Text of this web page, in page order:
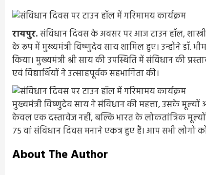
रायपुर.संविधान दिवस के अवसर पर आज टाउन हॉल,
के रूप में मुख्यमंत्री विष्णुदेव साय शामिल हुए। उन्होंने डॉ.
किया। मुख्यमंत्री श्री साय की उपस्थिति में संविधान की
एवं विद्यार्थियों ने उत्साहपूर्वक सहभागिता की।
मुख्यमंत्री विष्णुदेव साय ने संविधान की महत्ता, उसके मूल्यों
केवल एक दस्तावेज नहीं, बल्कि भारत के लोकतांत्रिक
75 वां संविधान दिवस मनाने एकत्र हुए हैं। आप सभी लोगों
About The Author